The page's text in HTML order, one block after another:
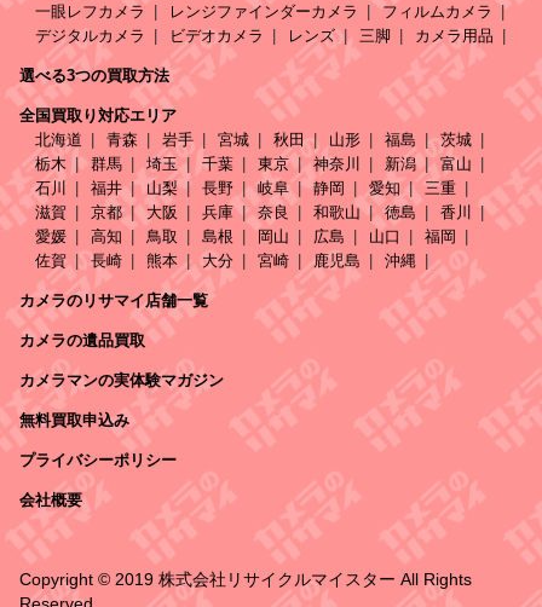
一眼レフカメラ
レンジファインダーカメラ
フィルムカメラ
デジタルカメラ
ビデオカメラ レンズ 三脚 カメラ用品
選べる3つの買取方法
全国買取り対応エリア
北海道
青森 岩手 宮城 秋田 山形 福島
茨城
栃木
群馬 埼玉 千葉 東京 神奈川 新潟
富山
石川
福井 山梨 長野 岐阜 静岡 愛知
三重
滋賀
京都 大阪 兵庫 奈良 和歌山 徳島
香川
愛媛
高知 鳥取 島根 岡山 広島 山口
福岡
佐賀
長崎 熊本 大分 宮崎 鹿児島 沖縄
カメラのリサマイ店舗一覧
カメラの遺品買取
カメラマンの実体験マガジン
無料買取申込み
プライバシーポリシー
会社概要
Copyright © 2019 株式会社リサイクルマイスター All Rights